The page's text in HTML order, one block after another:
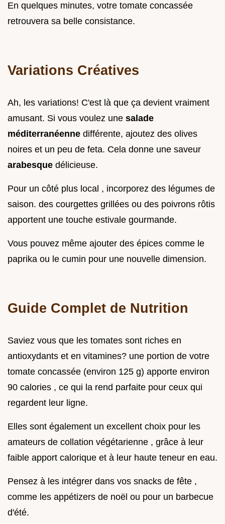
En quelques minutes, votre tomate concassée
retrouvera sa belle consistance.
Variations Créatives
Ah, les variations! C'est là que ça devient vraiment
amusant. Si vous voulez une salade
méditerranéenne différente, ajoutez des olives
noires et un peu de feta. Cela donne une saveur
arabesque délicieuse.
Pour un côté plus local , incorporez des légumes de
saison. des courgettes grillées ou des poivrons rôtis
apportent une touche estivale gourmande.
Vous pouvez même ajouter des épices comme le
paprika ou le cumin pour une nouvelle dimension.
Guide Complet de Nutrition
Saviez vous que les tomates sont riches en
antioxydants et en vitamines? une portion de votre
tomate concassée (environ 125 g) apporte environ
90 calories , ce qui la rend parfaite pour ceux qui
regardent leur ligne.
Elles sont également un excellent choix pour les
amateurs de collation végétarienne , grâce à leur
faible apport calorique et à leur haute teneur en eau.
Pensez à les intégrer dans vos snacks de fête ,
comme les appétizers de noël ou pour un barbecue
d'été.